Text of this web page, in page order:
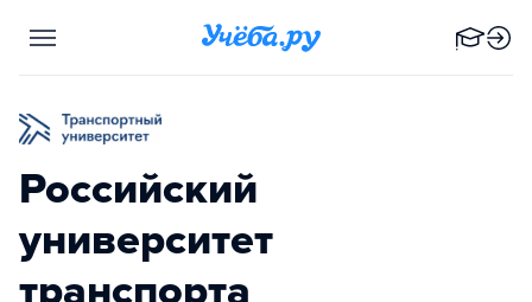
Российский
университет
транспорта